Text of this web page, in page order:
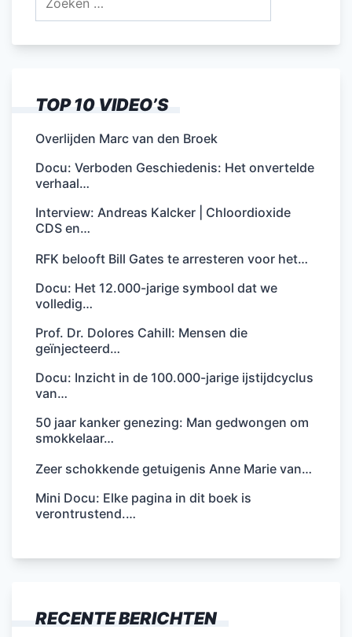
TOP 10 VIDEO’S
Overlijden Marc van den Broek
Docu: Verboden Geschiedenis: Het onvertelde
verhaal…
Interview: Andreas Kalcker | Chloordioxide
CDS en…
RFK belooft Bill Gates te arresteren voor het…
Docu: Het 12.000-jarige symbool dat we
volledig…
Prof. Dr. Dolores Cahill: Mensen die
geïnjecteerd…
Docu: Inzicht in de 100.000-jarige ijstijdcyclus
van…
50 jaar kanker genezing: Man gedwongen om
smokkelaar…
Zeer schokkende getuigenis Anne Marie van…
Mini Docu: Elke pagina in dit boek is
verontrustend.…
RECENTE BERICHTEN